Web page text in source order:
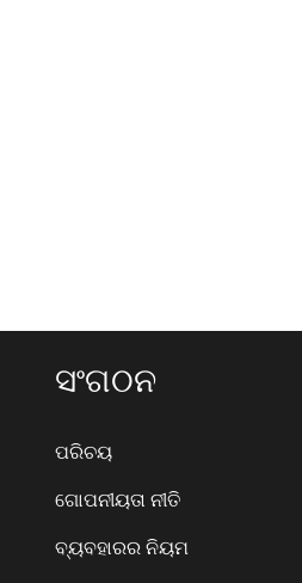
ସଂଗଠନ
ପରିଚୟ
ଗୋପନୀୟତା ନୀତି
ବ୍ୟବହାରର ନିୟମ